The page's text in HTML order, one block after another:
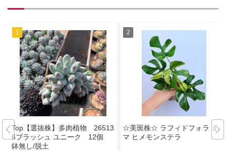
Top【選抜株】多肉植物 26513
6ブラッシュ ユニーク 12個
鉢無し/脱土
☆美斑株☆ ラフィドフォラ ミグ
マ ヒメモンステラ